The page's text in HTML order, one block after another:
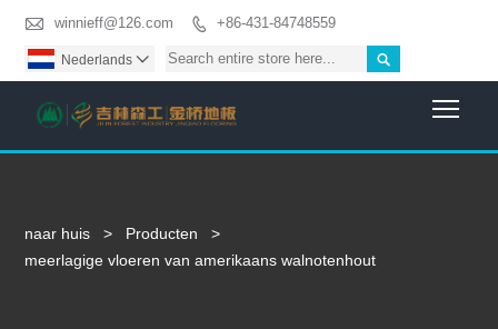
 winnieff@126.com  +86-431-84748559

Nederlands 
naar huis > Producten
>
meerlagige vloeren van amerikaans walnotenhout